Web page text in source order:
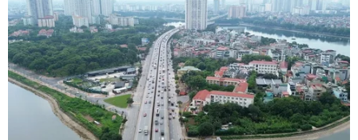
#Vietnam
#Plus Italy
Theo dõi VietnamPlus